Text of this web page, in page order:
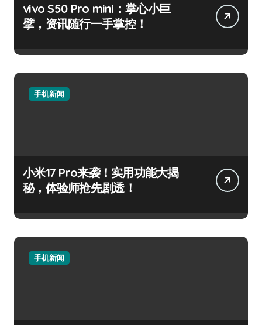
vivo S50 Pro mini：掌心小巨
擘，资讯随行一手掌控！
手机新闻
小米17 Pro来袭！实用功能大揭
秘，体验师抢先剧透！
手机新闻